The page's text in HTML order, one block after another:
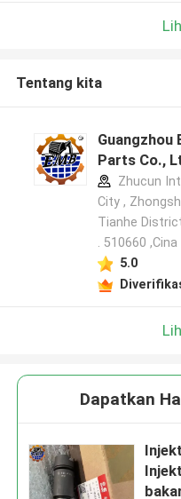
Tentang kita
Guangzhou
Parts Co.,
Zhucun
City ,
Tianhe
. 510660 ,Cina
5.0
Dapatkan